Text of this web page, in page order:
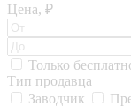
Цена, ₽
Только
Тип продавца
Заводчик